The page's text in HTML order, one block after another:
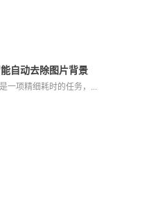
自动去除图片背景
一项精细耗时的任务，...